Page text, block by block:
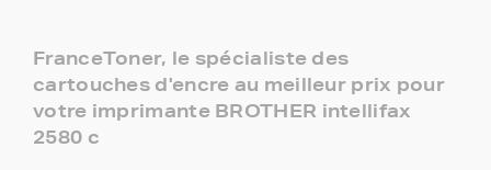
FranceToner, le spécialiste des
cartouches d'encre au meilleur prix pour
votre imprimante BROTHER intellifax
2580 c